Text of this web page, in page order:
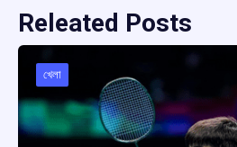
Releated Posts
খেলা